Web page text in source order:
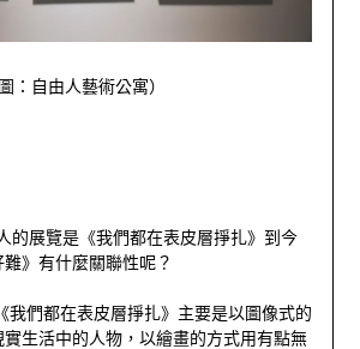
圖：自由人藝術公寓）
的展覽是《我們都在表皮層掙扎》到今
》有什麼關聯性呢？
我們都在表皮層掙扎》主要是以圖像式的
生活中的人物，以繪畫的方式用有點無